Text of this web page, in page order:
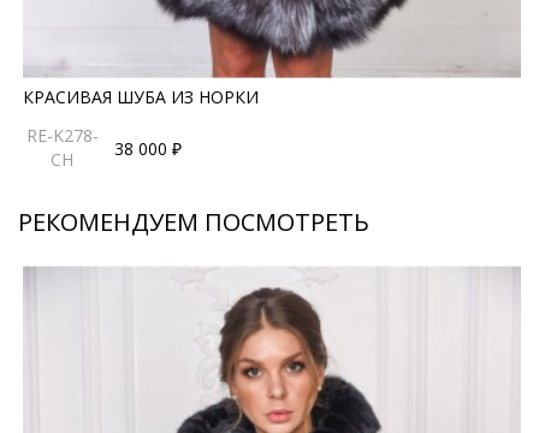
КРАСИВАЯ ШУБА ИЗ НОРКИ
RE-K278-
CH
38 000 ₽
РЕКОМЕНДУЕМ ПОСМОТРЕТЬ